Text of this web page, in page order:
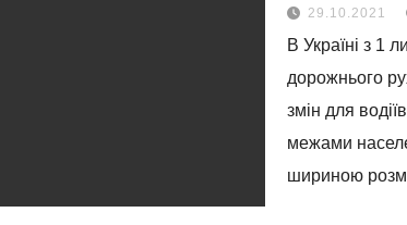
29.10.2021
В Україні з 1
дорожнього
змін для
межами
шириною